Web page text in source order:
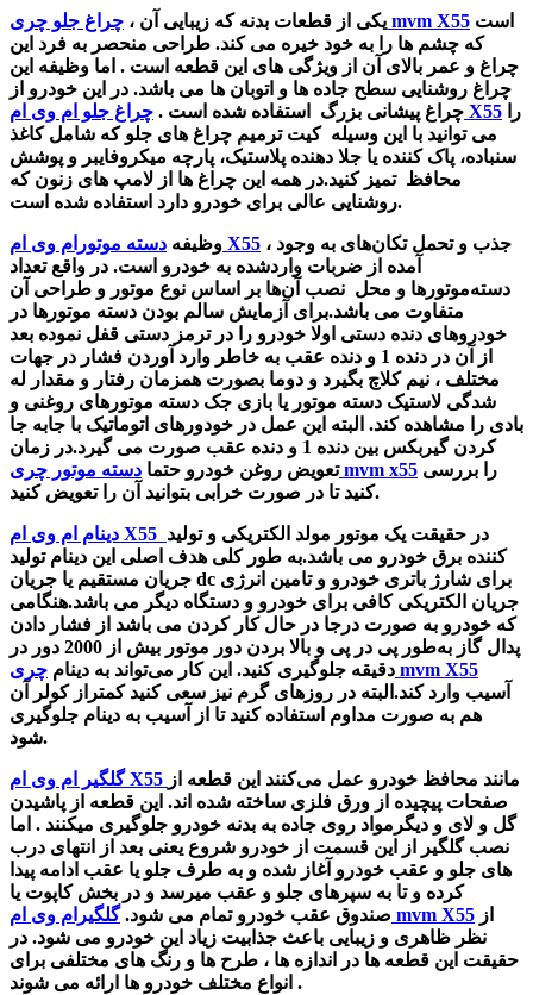
یکی از قطعات بدنه که زیبایی آن ، چراغ جلو چری mvm X55
که چشم ها را به خود خیره می کند. طراحی منحصر به فرد این
چراغ و عمر بالای آن از ویژگی های این قطعه است . اما وظیفه این
چراغ روشنایی سطح جاده ها و اتوبان ها می باشد. در این خودرو از
چراغ پیشانی بزرگ استفاده شده است . چراغ جلو ام وی ام X55
می توانید با این وسیلهکیت ترمیم چراغ های جلو که شامل کاغذ
سنباده، پاک کننده یا جلا دهنده پلاستیک، پارچه میکروفایبر و پوشش
محافظ تمیز کنید.در همه این چراغ ها از لامپ های زنون که
روشنایی عالی برای خودرو دارد استفاده شده است.
وظیفه دسته‌ موتورام وی ام X55 ، جذب و تحمل تکان‌های به وجود
آمده از ضربات واردشده به خودرو است. در واقعتعداد
دسته‌موتور‌ها و محل نصب آن‌ها بر اساس نوع موتور و طراحی آن
متفاوت می باشد.برای آزمایش سالم بودن دسته موتورها در
خودروهای دنده دستی اولا خودرو را در ترمز دستی قفل نموده بعد
از آن در دنده 1 و دنده عقب به خاطر وارد آوردن فشار در جهات
مختلف ، نیم کلاچ بگیرد و دوما بصورت همزمان رفتار و مقدار له
شدگی لاستیک دسته موتور یا بازی جک دسته موتورهای روغنی و
بادی را مشاهده کند. البته این عمل در خودورهای اتوماتیک با جابه جا
کردن گیربکس بین دنده 1 و دنده عقب صورت می گیرد.در زمان
تعویض روغن خودرو حتمادسته موتور چری mvm x55
کنید تا در صورت خرابی بتوانید آن را تعویض کنید.
دینام ام وی ام X55 در حقیقت یک موتور مولد الکتریکی و تولید
کننده برق خودرو می باشد.به طور کلی هدف اصلی این دینام تولید
dc
جریان الکتریکی کافی برای خودرو و دستگاه دیگر می باشد.هنگامی
که خودرو به‌ صورت درجا در حال کار کردن می باشد از فشار دادن
پدال گاز به‌طور پی در پی و بالا بردن دور موتور بیش از 2000 دور در
دقیقه جلوگیری کنید. این کار می‌تواند به دینام چری mvm X55
آسیب وارد کند.البته در روزهای گرم نیز سعی کنید کمتراز کولر آن
هم به صورت مداوم استفاده کنید تا از آسیب به دینام جلوگیری
شود.
گلگیر ام وی ام X55 مانند محافظ خودرو عمل می‌کنند این قطعه از
صفحات پیچیده از ورق فلزی ساخته شده اند. این قطعه از پاشیدن
گل و لای و دیگرمواد روی جاده به بدنه خودرو جلوگیری میکنند . اما
نصبگلگیر از این قسمت از خودرو شروع یعنی بعد از انتهای درب
های جلو و عقب خودرو آغاز شده و به طرف جلو یا عقب ادامه پیدا
کرده و تا به سپرهای جلو و عقب میرسد و در بخش کاپوت یا
صندوق عقب خودرو تمام می شود. گلگیرام وی ام mvm X55
نظر ظاهری و زیبایی باعث جذابیت زیاد این خودرو می شود. در
حقیقت این قطعه ها در اندازه ها ، طرح ها و رنگ های مختلفی برای
انواع مختلف خودرو ها ارائه می شوند .